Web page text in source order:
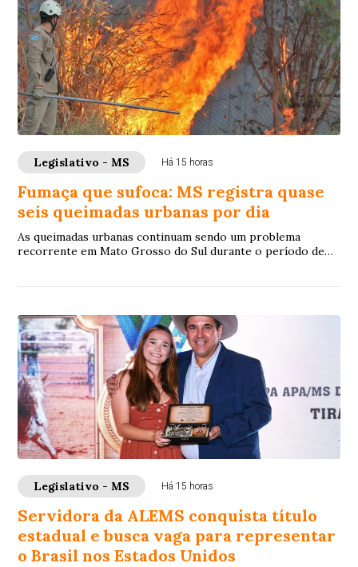
Legislativo - MS Há 15 horas
Fumaça que sufoca: MS registra quase
seis queimadas urbanas por dia
As queimadas urbanas continuam sendo um problema
recorrente em Mato Grosso do Sul durante o período de
Legislativo - MS Há 15 horas
Servidora da ALEMS conquista título
estadual e busca vaga para representar
o Brasil nos Estados Unidos